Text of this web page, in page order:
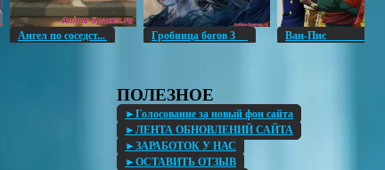
Ангел по соседст... Гробница богов 3 Ван-
ПОЛЕЗНОЕ
►Голосование за новый фон сайта
►ЛЕНТА ОБНОВЛЕНИЙ САЙТА
►ЗАРАБОТОК У НАС
►ОСТАВИТЬ ОТЗЫВ